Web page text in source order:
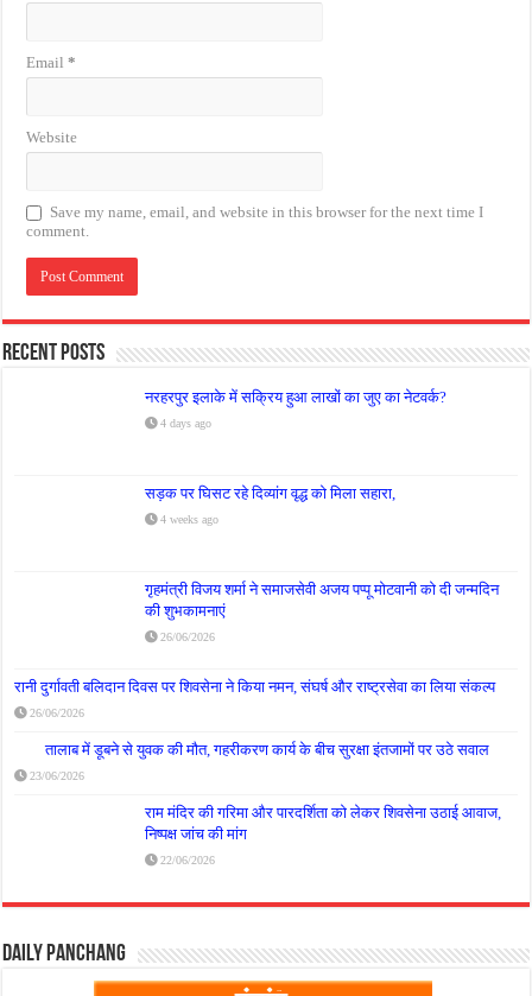
Email*
Website
Save my name, email, and website in this browser for the next time I
comment.
Recent Posts
नरहरपुर इलाके में सक्रिय हुआ लाखों का जुए का नेटवर्क?
4 days ago
सड़क पर घिसट रहे दिव्यांग वृद्ध को मिला सहारा,
4 weeks ago
गृहमंत्री विजय शर्मा ने समाजसेवी अजय पप्पू मोटवानी को दी जन्मदिन
की शुभकामनाएं
26/06/2026
रानी दुर्गावती बलिदान दिवस पर शिवसेना ने किया नमन, संघर्ष और राष्ट्रसेवा का लिया संकल्प
26/06/2026
तालाब में डूबने से युवक की मौत, गहरीकरण कार्य के बीच सुरक्षा इंतजामों पर उठे सवाल
23/06/2026
राम मंदिर की गरिमा और पारदर्शिता को लेकर शिवसेना उठाई आवाज,
निष्पक्ष जांच की मांग
22/06/2026
Daily Panchang